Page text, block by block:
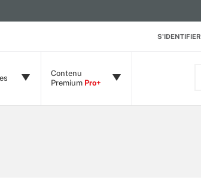
S'IDENTIFIER
Contenu
Premium Pro+